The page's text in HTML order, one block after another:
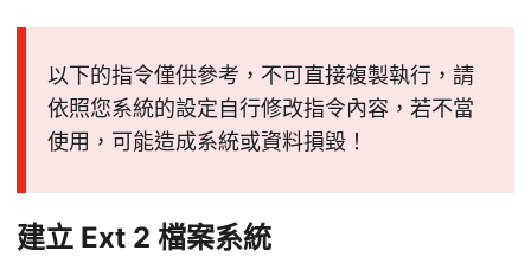
以下的指令僅供參考，不可直接複製執行，請
依照您系統的設定自行修改指令內容，若不當
使用，可能造成系統或資料損毀！
建立 Ext 2 檔案系統